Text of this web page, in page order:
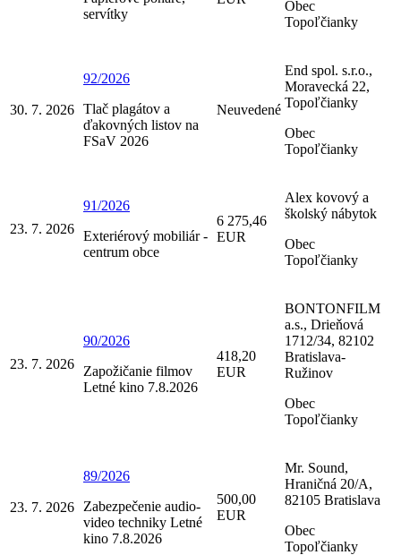
servítky
Obec
Topoľčianky
30. 7. 2026
92/2026
Tlač plagátov a
ďakovných listov na
FSaV 2026
Neuvedené
End spol. s.r.o.,
Moravecká 22,
Topoľčianky
Obec
Topoľčianky
23. 7. 2026
91/2026
Exteriérový mobiliár -
centrum obce
6 275,46
EUR
Alex kovový a
školský nábytok
Obec
Topoľčianky
23. 7. 2026
90/2026
Zapožičanie filmov
Letné kino 7.8.2026
418,20
EUR
BONTONFILM
a.s., Drieňová
1712/34, 82102
Bratislava-
Ružinov
Obec
Topoľčianky
23. 7. 2026
89/2026
Zabezpečenie audio-
video techniky Letné
kino 7.8.2026
500,00
EUR
Mr. Sound,
Hraničná 20/A,
82105 Bratislava
Obec
Topoľčianky